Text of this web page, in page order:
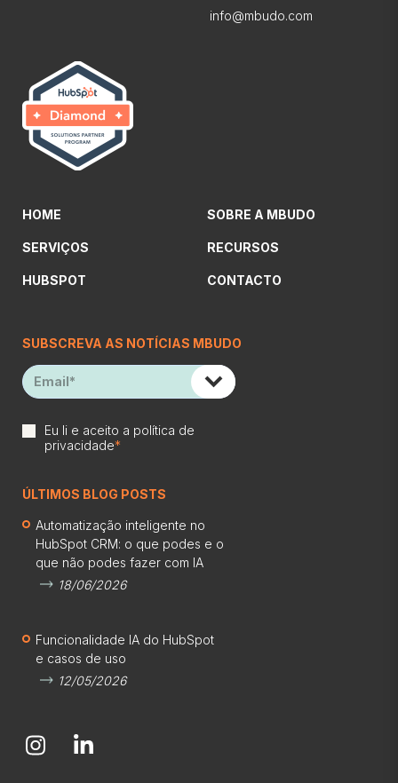
info@mbudo.com
HOME
SERVIÇOS
HUBSPOT
SOBRE A MBUDO
RECURSOS
CONTACTO
SUBSCREVA AS NOTÍCIAS MBUDO
Eu li e aceito a política de
privacidade*
ÚLTIMOS BLOG POSTS
Automatização inteligente no
HubSpot CRM: o que podes e o
que não podes fazer com IA
18/06/2026
Funcionalidade IA do HubSpot
e casos de uso
12/05/2026